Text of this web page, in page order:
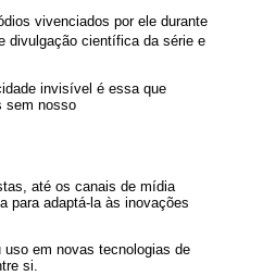
vivenciados por ele durante
divulgação científica da série e
invisível é essa que
sem nosso
até os canais de mídia
para adaptá-la às inovações
em novas tecnologias de
si.